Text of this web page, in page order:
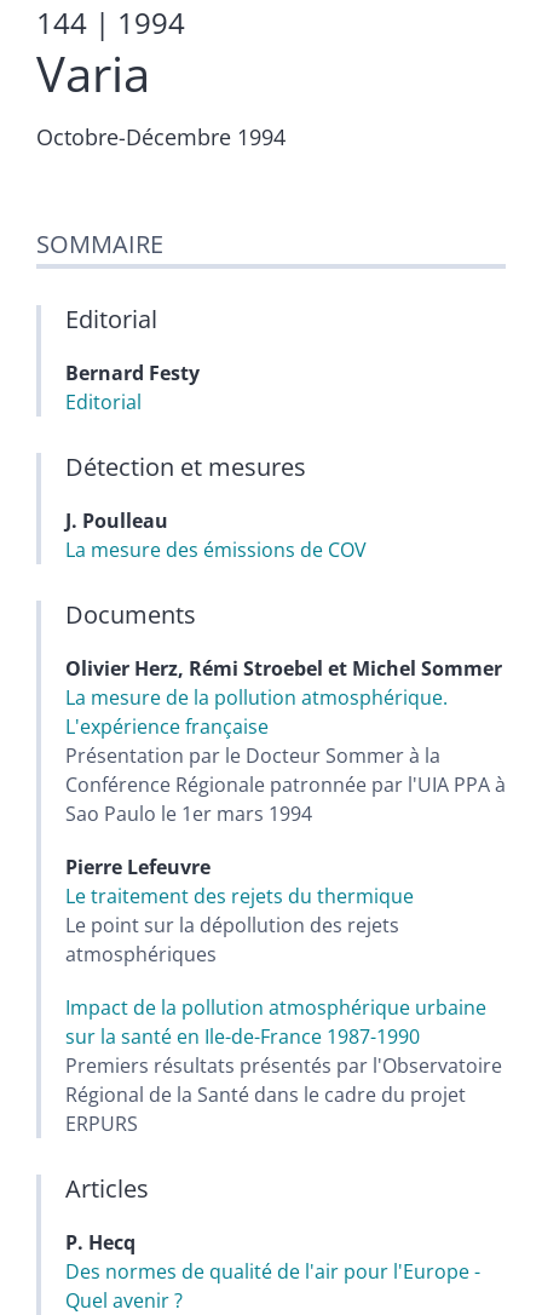
144 | 1994
Varia
Octobre-Décembre 1994
SOMMAIRE
Editorial
Bernard Festy
Editorial
Détection et mesures
J. Poulleau
La mesure des émissions de COV
Documents
Olivier Herz, Rémi Stroebel et Michel Sommer
La mesure de la pollution atmosphérique.
L'expérience française
Présentation par le Docteur Sommer à la
Conférence Régionale patronnée par l'UIA PPA à
Sao Paulo le 1er mars 1994
Pierre Lefeuvre
Le traitement des rejets du thermique
Le point sur la dépollution des rejets
atmosphériques
Impact de la pollution atmosphérique urbaine
sur la santé en Ile-de-France 1987-1990
Premiers résultats présentés par l'Observatoire
Régional de la Santé dans le cadre du projet
ERPURS
Articles
P. Hecq
Des normes de qualité de l'air pour l'Europe -
Quel avenir ?